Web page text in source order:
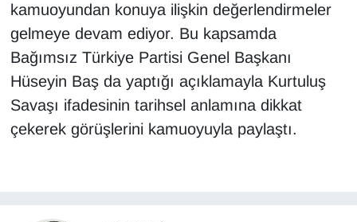
kamuoyundan konuya ilişkin değerlendirmeler
gelmeye devam ediyor. Bu kapsamda
Bağımsız Türkiye Partisi Genel Başkanı
Hüseyin Baş da yaptığı açıklamayla Kurtuluş
Savaşı ifadesinin tarihsel anlamına dikkat
çekerek görüşlerini kamuoyuyla paylaştı.